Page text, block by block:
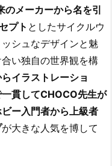
メーカーから名を引
プト としたサイクルウ
シュなデザインと魅
い独自の世界観を構
イラストレーショ
貫してCHOCO先生が
ー入門者から上級者
が大きな人気を博して